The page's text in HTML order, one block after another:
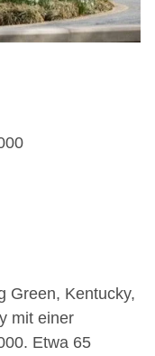
Green, Kentucky,
mit einer
Etwa 65